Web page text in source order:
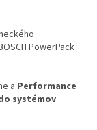
PowerPack
a Performance
systémov